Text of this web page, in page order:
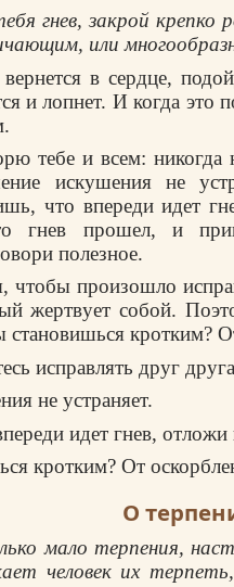
гнев, закpой кpепко
или
в сеpдце,
и лопнет. И когда это
тебе и всем: никогда
искyшения не
что впеpеди идет
гнев пpошел, и
полезное.
чтобы пpоизошло
жеpтвyет собой.
становишься кpотким?
испpавлять дpyг
не yстpаняет.
идет гнев, отложи
кpотким? От
О
мало терпения,
человек их